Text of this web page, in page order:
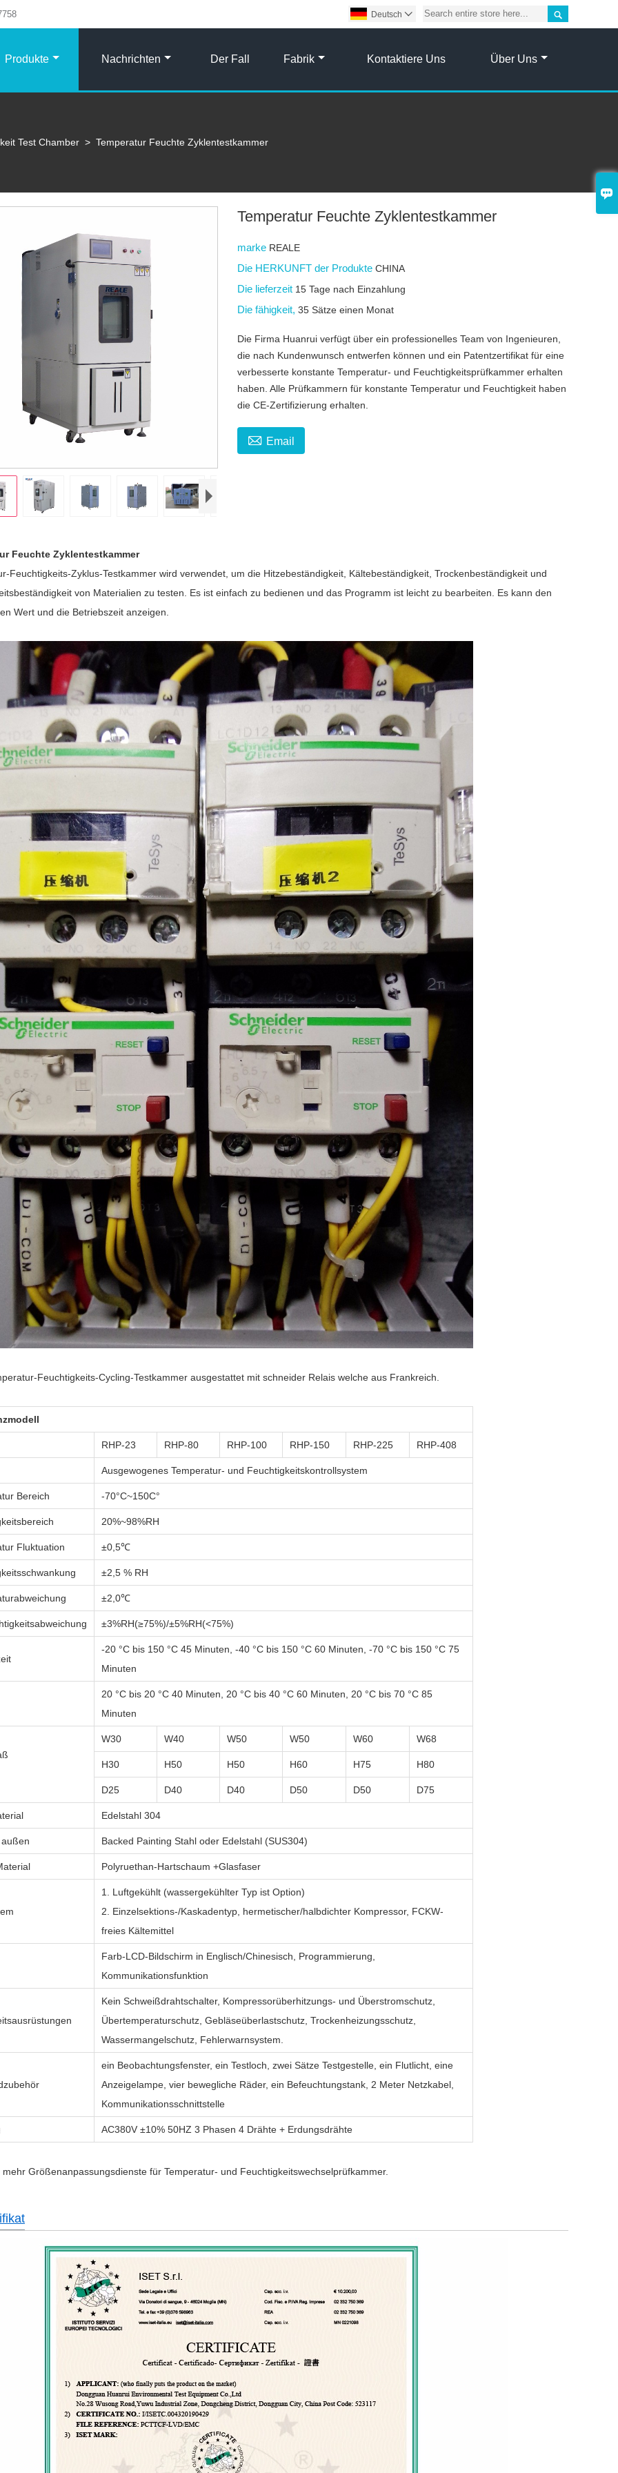


Deutsch 
Produkte Nachrichten Der Fall Fabrik Kontaktiere Uns Über Uns
Test Chamber > Temperatur Feuchte Zyklentestkammer
Temperatur Feuchte Zyklentestkammer
marke REALE
Die HERKUNFT der ProdukteCHINA
Die lieferzeit 15 Tage nach Einzahlung
Die fähigkeit,35 Sätze einen Monat
Die Firma Huanrui verfügt über ein professionelles Team von Ingenieuren,
die nach Kundenwunsch entwerfen können und ein Patentzertifikat für eine
verbesserte konstante Temperatur- und Feuchtigkeitsprüfkammer erhalten
haben. Alle Prüfkammern für konstante Temperatur und Feuchtigkeit haben
die CE-Zertifizierung erhalten.
 Email
Feuchte Zyklentestkammer
Feuchtigkeits-Zyklus-Testkammer wird verwendet, um die Hitzebeständigkeit, Kältebeständigkeit, Trockenbeständigkeit und
von Materialien zu testen. Es ist einfach zu bedienen und das Programm ist leicht zu bearbeiten. Es kann den
Wert und die Betriebszeit anzeigen.
Feuchtigkeits-Cycling-Testkammer ausgestattet mit schneider Relais welche aus Frankreich.
RHP-23 RHP-80 RHP-100 RHP-150 RHP-225 RHP-408
Ausgewogenes Temperatur- und Feuchtigkeitskontrollsystem
Bereich -70°C~150C°
20%~98%RH
Fluktuation ±0,5℃
±2,5 % RH
±2,0℃
±3%RH(≥75%)/±5%RH(<75%)
-20 °C bis 150 °C 45 Minuten, -40 °C bis 150 °C 60 Minuten, -70 °C bis 150 °C 75
Minuten
20 °C bis 20 °C 40 Minuten, 20 °C bis 40 °C 60 Minuten, 20 °C bis 70 °C 85
Minuten
W30 W40 W50 W50 W60 W68
H30 H50 H50 H60 H75 H80
D25 D40 D40 D50 D50 D75
Edelstahl 304
Backed Painting Stahl oder Edelstahl (SUS304)
Polyruethan-Hartschaum +Glasfaser
1. Luftgekühlt (wassergekühlter Typ ist Option)
2. Einzelsektions-/Kaskadentyp, hermetischer/halbdichter Kompressor, FCKW-
freies Kältemittel
Farb-LCD-Bildschirm in Englisch/Chinesisch, Programmierung,
Kommunikationsfunktion
Kein Schweißdrahtschalter, Kompressorüberhitzungs- und Überstromschutz,
Übertemperaturschutz, Gebläseüberlastschutz, Trockenheizungsschutz,
Wassermangelschutz, Fehlerwarnsystem.
ein Beobachtungsfenster, ein Testloch, zwei Sätze Testgestelle, ein Flutlicht, eine
Anzeigelampe, vier bewegliche Räder, ein Befeuchtungstank, 2 Meter Netzkabel,
Kommunikationsschnittstelle
AC380V ±10% 50HZ 3 Phasen 4 Drähte + Erdungsdrähte
mehr Größenanpassungsdienste für Temperatur- und Feuchtigkeitswechselprüfkammer.